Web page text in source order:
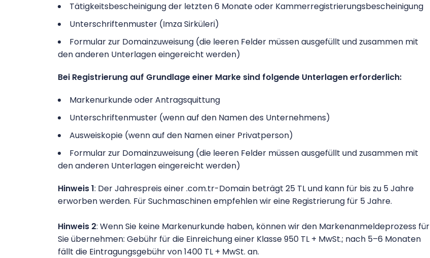
Tätigkeitsbescheinigung der letzten 6 Monate oder Kammerregistrierungsbescheinigung
Unterschriftenmuster (Imza Sirküleri)
Formular zur Domainzuweisung (die leeren Felder müssen ausgefüllt und zusammen mit
den anderen Unterlagen eingereicht werden)
Bei Registrierung auf Grundlage einer Marke sind folgende Unterlagen erforderlich:
Markenurkunde oder Antragsquittung
Unterschriftenmuster (wenn auf den Namen des Unternehmens)
Ausweiskopie (wenn auf den Namen einer Privatperson)
Formular zur Domainzuweisung (die leeren Felder müssen ausgefüllt und zusammen mit
den anderen Unterlagen eingereicht werden)
Hinweis 1: Der Jahrespreis einer .com.tr-Domain beträgt 25 TL und kann für bis zu 5 Jahre
erworben werden. Für Suchmaschinen empfehlen wir eine Registrierung für 5 Jahre.
Hinweis 2: Wenn Sie keine Markenurkunde haben, können wir den Markenanmeldeprozess für
Sie übernehmen: Gebühr für die Einreichung einer Klasse 950 TL + MwSt.; nach 5–6 Monaten
fällt die Eintragungsgebühr von 1400 TL + MwSt. an.